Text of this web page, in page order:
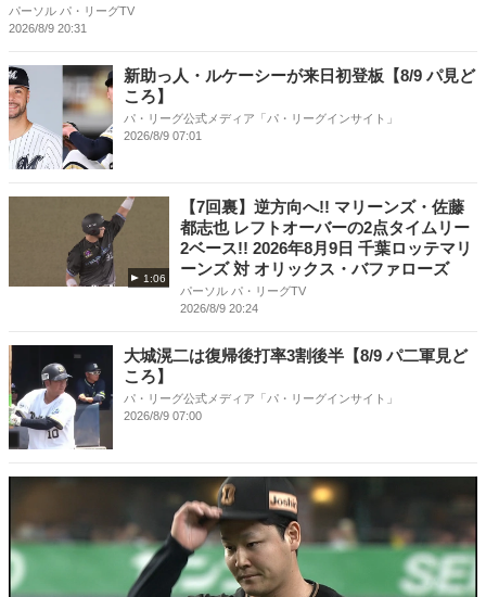
パーソル パ・リーグTV
2026/8/9 20:31
新助っ人・ルケーシーが来日初登板【8/9 パ見ど
ころ】
パ・リーグ公式メディア「パ・リーグインサイト」
2026/8/9 07:01
1:06
【7回裏】逆方向へ!! マリーンズ・佐藤
都志也 レフトオーバーの2点タイムリー
2ベース!! 2026年8月9日 千葉ロッテマリ
ーンズ 対 オリックス・バファローズ
パーソル パ・リーグTV
2026/8/9 20:24
大城滉二は復帰後打率3割後半【8/9 パ二軍見ど
ころ】
パ・リーグ公式メディア「パ・リーグインサイト」
2026/8/9 07:00